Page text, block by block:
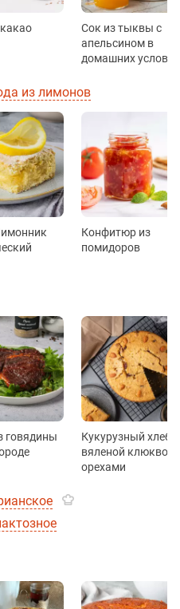
Сок из тыквы с
апельсином в
домашних
из лимонов
Конфитюр из
помидоров
говядины
Кукурузный хлеб с
вяленой клюквой
орехами